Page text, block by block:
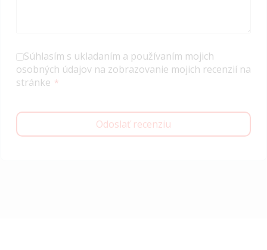
Súhlasím s ukladaním a používaním mojich
osobných údajov na zobrazovanie mojich recenzií na
stránke
Odoslať recenziu